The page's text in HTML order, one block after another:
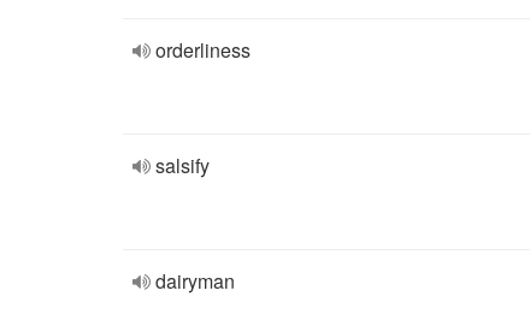
orderliness
salsify
dairyman